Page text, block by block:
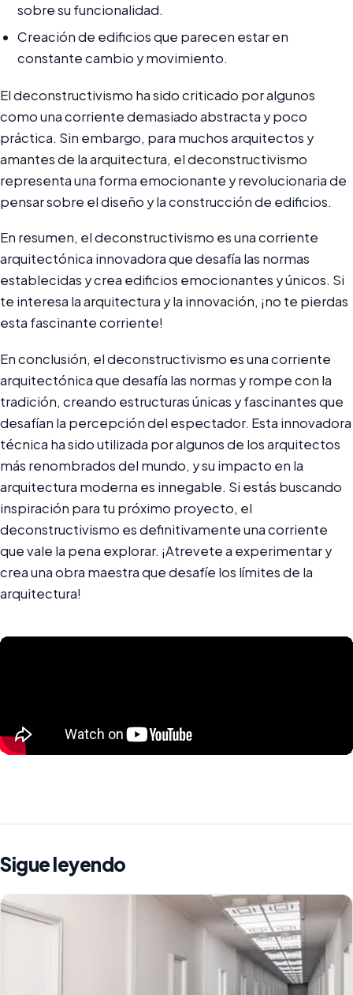
sobre su funcionalidad.
Creación de edificios que parecen estar en
constante cambio y movimiento.
El deconstructivismo ha sido criticado por algunos
como una corriente demasiado abstracta y poco
práctica. Sin embargo, para muchos arquitectos y
amantes de la arquitectura, el deconstructivismo
representa una forma emocionante y revolucionaria de
pensar sobre el diseño y la construcción de edificios.
En resumen, el deconstructivismo es una corriente
arquitectónica innovadora que desafía las normas
establecidas y crea edificios emocionantes y únicos. Si
te interesa la arquitectura y la innovación, ¡no te pierdas
esta fascinante corriente!
En conclusión, el deconstructivismo es una corriente
arquitectónica que desafía las normas y rompe con la
tradición, creando estructuras únicas y fascinantes que
desafían la percepción del espectador. Esta innovadora
técnica ha sido utilizada por algunos de los arquitectos
más renombrados del mundo, y su impacto en la
arquitectura moderna es innegable. Si estás buscando
inspiración para tu próximo proyecto, el
deconstructivismo es definitivamente una corriente
que vale la pena explorar. ¡Atrevete a experimentar y
crea una obra maestra que desafíe los límites de la
arquitectura!
Sigue leyendo